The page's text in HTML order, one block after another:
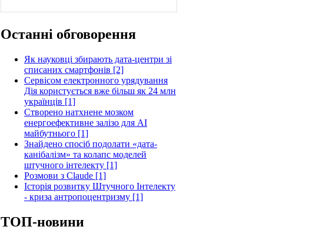
Останні обговорення
Як науковці збирають дата-центри зі
списаних смартфонів [2]
Сервісом електронного урядування
Дія користується вже більш як 24 млн
українців [1]
Створено натхнене мозком
енергоефективне залізо для AI
майбутнього [1]
Знайдено спосіб подолати «дата-
канібалізм» та колапс моделей
штучного інтелекту [1]
Розмови з Claude [1]
Історія розвитку Штучного Інтелекту
- криза антропоцентризму [1]
ТОП-новини